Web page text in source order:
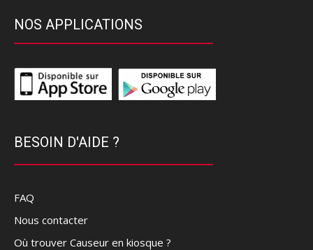
NOS APPLICATIONS
BESOIN D'AIDE ?
FAQ
Nous contacter
Où trouver Causeur en kiosque ?